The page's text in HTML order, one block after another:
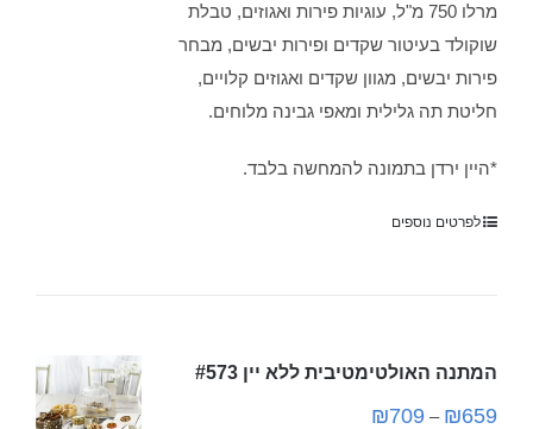
מרלו 750 מ"ל, עוגיות פירות ואגוזים, טבלת
שוקולד בעיטור שקדים ופירות יבשים, מבחר
פירות יבשים, מגוון שקדים ואגוזים קלויים,
חליטת תה גלילית ומאפי גבינה מלוחים.
*היין ירדן בתמונה להמחשה בלבד.
לפרטים נוספים
המתנה האולטימטיבית ללא יין #573
₪659
–
₪709